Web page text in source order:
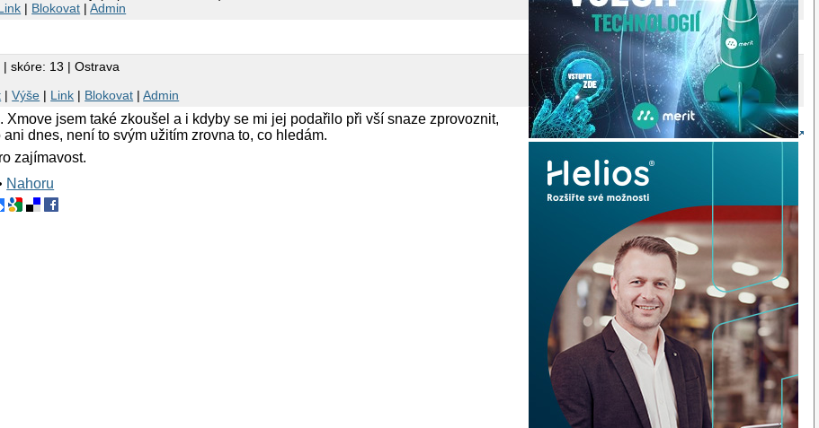
| Blokovat |Admin
| skóre: 13 | Ostrava
|Výše | Link | Blokovat |Admin
Xmove jsem také zkoušel a i kdyby se mi jej podařilo při vší snaze zprovoznit,
dnes, není to svým užitím zrovna to, co hledám.
zajímavost.
Nahoru